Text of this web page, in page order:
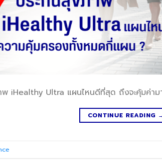
พ iHealthy Ultra แผนไหนดีที่สุด ถึงจะคุ้มค่า
CONTINUE READING